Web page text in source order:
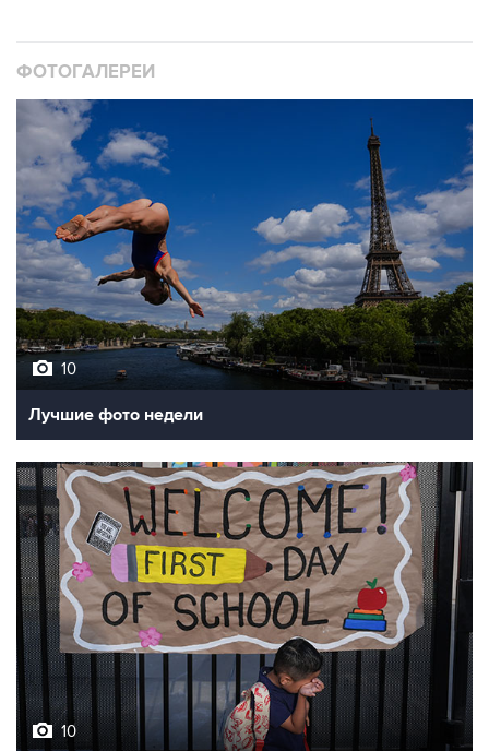
ФОТОГАЛЕРЕИ
10
Лучшие фото недели
10